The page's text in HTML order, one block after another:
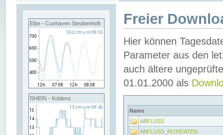
Elbe - Cuxhaven Steubenhöft
RHEIN - Koblenz
Freier
Hier können
Parameter aus den
auch ältere
01.01.2000 als
Name
ABFLUSS
ABFLUSS_ROHDATEN